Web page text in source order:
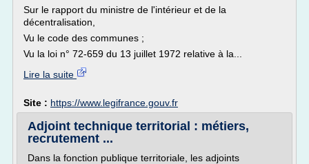
Sur le rapport du ministre de l'intérieur et de la
décentralisation,
Vu le code des communes ;
Vu la loi n° 72-659 du 13 juillet 1972 relative à la...
Lire la suite
Site : https://www.legifrance.gouv.fr
Adjoint technique territorial : métiers,
recrutement ...
Dans la fonction publique territoriale, les adjoints